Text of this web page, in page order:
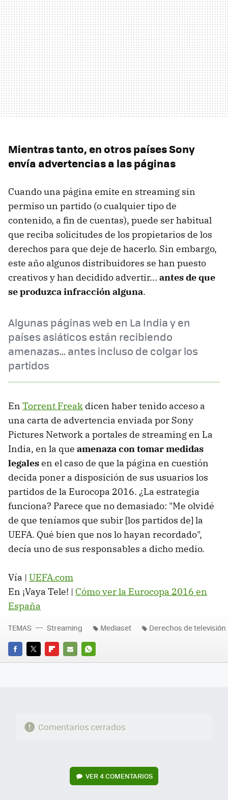
Mientras tanto, en otros países Sony
envía advertencias a las páginas
Cuando una página emite en streaming sin
permiso un partido (o cualquier tipo de
contenido, a fin de cuentas), puede ser habitual
que reciba solicitudes de los propietarios de los
derechos para que deje de hacerlo. Sin embargo,
este año algunos distribuidores se han puesto
creativos y han decidido advertir... antes de que
se produzca infracción alguna.
Algunas páginas web en La India y en
países asiáticos están recibiendo
amenazas... antes incluso de colgar los
partidos
En Torrent Freak dicen haber tenido acceso a
una carta de advertencia enviada por Sony
Pictures Network a portales de streaming en La
India, en la que amenaza con tomar medidas
legalesen el caso de que la página en cuestión
decida poner a disposición de sus usuarios los
partidos de la Eurocopa 2016. ¿La estrategia
funciona? Parece que no demasiado: "Me olvidé
de que teníamos que subir [los partidos de] la
UEFA. Qué bien que nos lo hayan recordado",
decía uno de sus responsables a dicho medio.
Vía | UEFA.com
En ¡Vaya Tele! | Cómo ver la Eurocopa 2016 en
España
FACEBOOK
TWITTERFLIPBOARD
E-
WHATSAPP
TEMAS Streaming Mediaset Derechos de televisión
Comentarios cerrados
VER4 COMENTARIOS